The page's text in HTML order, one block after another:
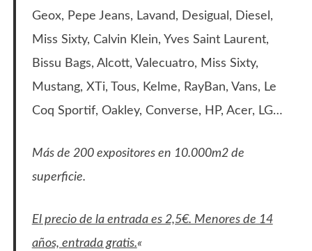
Geox, Pepe Jeans, Lavand, Desigual, Diesel,
Miss Sixty, Calvin Klein, Yves Saint Laurent,
Bissu Bags, Alcott, Valecuatro, Miss Sixty,
Mustang, XTi, Tous, Kelme, RayBan, Vans, Le
Coq Sportif, Oakley, Converse, HP, Acer, LG…
Más de 200 expositores en 10.000m2 de
superficie.
El precio de la entrada es 2,5€. Menores de 14
años, entrada gratis.«